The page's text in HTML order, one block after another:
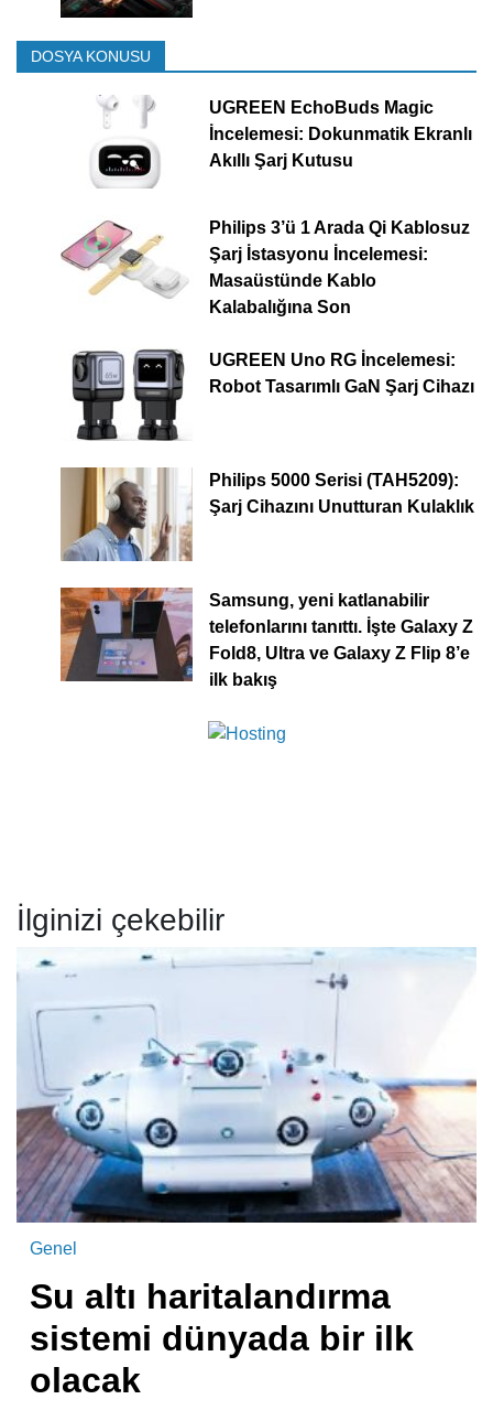
DOSYA KONUSU
UGREEN EchoBuds Magic
İncelemesi: Dokunmatik Ekranlı
Akıllı Şarj Kutusu
Philips 3’ü 1 Arada Qi Kablosuz
Şarj İstasyonu İncelemesi:
Masaüstünde Kablo
Kalabalığına Son
UGREEN Uno RG İncelemesi:
Robot Tasarımlı GaN Şarj Cihazı
Philips 5000 Serisi (TAH5209):
Şarj Cihazını Unutturan Kulaklık
Samsung, yeni katlanabilir
telefonlarını tanıttı. İşte Galaxy Z
Fold8, Ultra ve Galaxy Z Flip 8’e
ilk bakış
İlginizi çekebilir
Genel
Su altı haritalandırma
sistemi dünyada bir ilk
olacak